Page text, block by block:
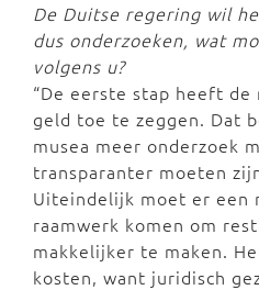
De Duitse regering wil
dus onderzoeken, wat
volgens u?
“De eerste stap heeft
geld toe te zeggen. Dat
musea meer onderzoek
transparanter moeten
Uiteindelijk moet er een
raamwerk komen om
makkelijker te maken.
kosten, want juridisch